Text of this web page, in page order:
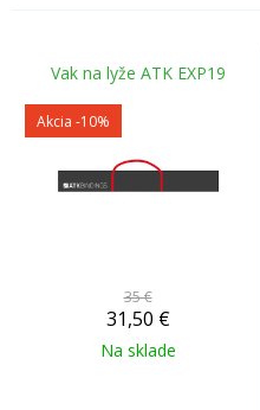
Vak na lyže ATK EXP19
Akcia -10%
35 €
31,50 €
Na sklade